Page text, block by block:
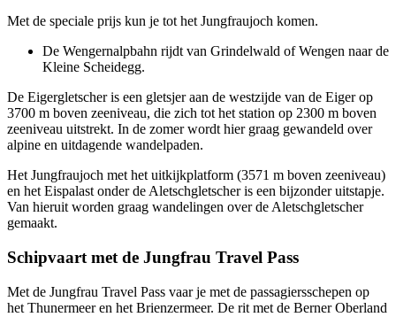
Met de speciale prijs kun je tot het Jungfraujoch komen.
De Wengernalpbahn rijdt van Grindelwald of Wengen naar de
Kleine Scheidegg.
De Eigergletscher is een gletsjer aan de westzijde van de Eiger op
3700 m boven zeeniveau, die zich tot het station op 2300 m boven
zeeniveau uitstrekt. In de zomer wordt hier graag gewandeld over
alpine en uitdagende wandelpaden.
Het Jungfraujoch met het uitkijkplatform (3571 m boven zeeniveau)
en het Eispalast onder de Aletschgletscher is een bijzonder uitstapje.
Van hieruit worden graag wandelingen over de Aletschgletscher
gemaakt.
Schipvaart met de Jungfrau Travel Pass
Met de Jungfrau Travel Pass vaar je met de passagiersschepen op
het Thunermeer en het Brienzermeer. De rit met de Berner Oberland